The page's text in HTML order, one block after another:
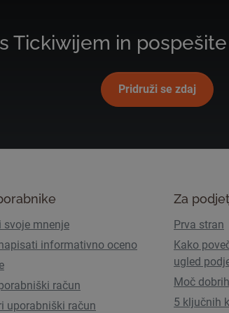
Tickiwijem in
Pridruži se zdaj
svoje mnenje
informativno oceno
račun
uporabniški račun
Za
Prva stran
Kako
ugled
Moč
5 ključnih